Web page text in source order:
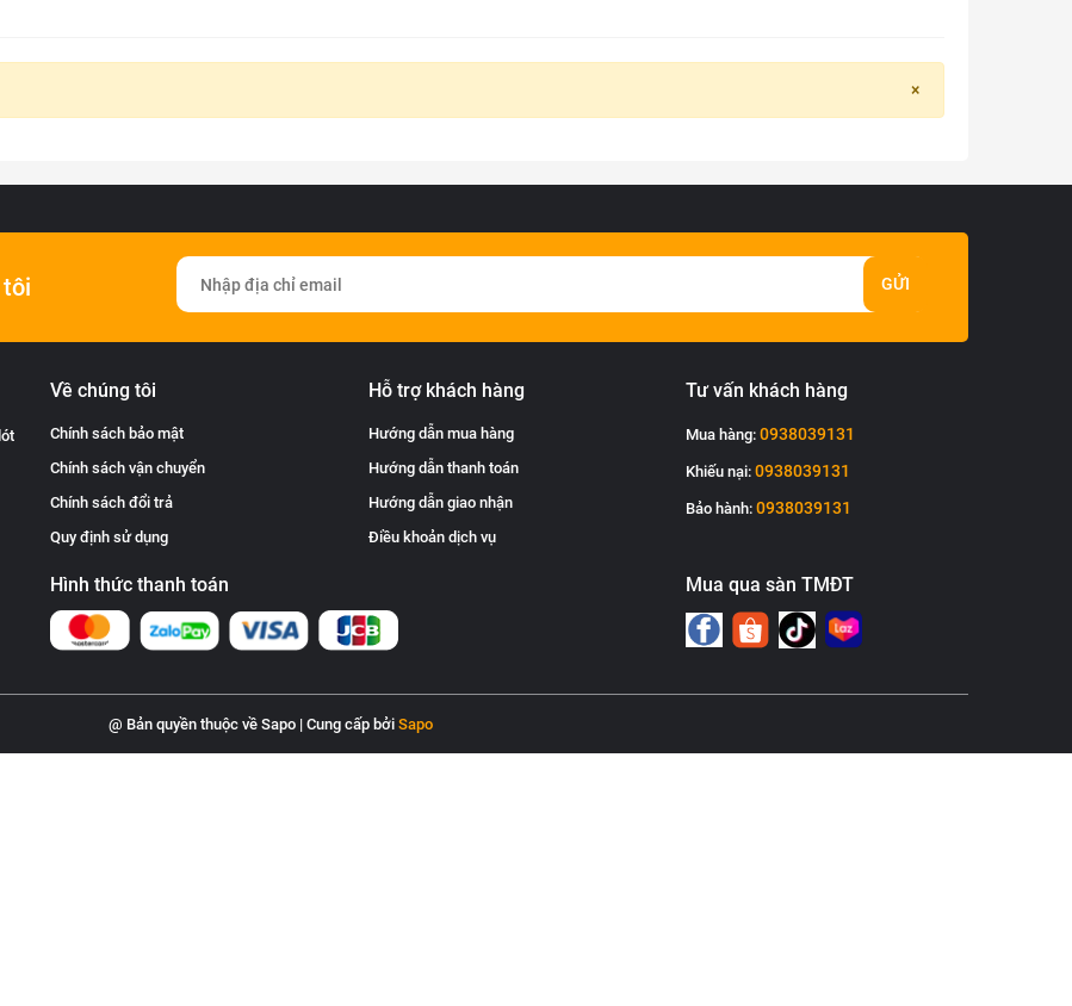
×
GỬI
Về chúng tôi
Chính sách bảo mật
Chính sách vận chuyển
Chính sách đổi trả
Quy định sử dụng
Hỗ trợ khách hàng
Hướng dẫn mua hàng
Hướng dẫn thanh toán
Hướng dẫn giao nhận
Điều khoản dịch vụ
Tư vấn khách hàng
Mua hàng:0938039131
Khiếu nại:0938039131
Bảo hành:0938039131
Hình thức thanh toán Mua qua sàn TMĐT
@ Bản quyền thuộc về Sapo | Cung cấp bởi Sapo